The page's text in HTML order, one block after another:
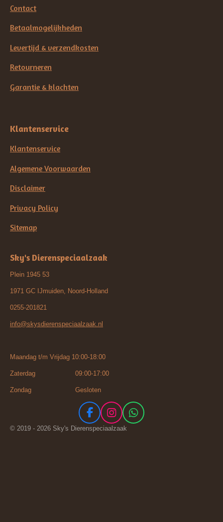
Contact
Betaalmogelijkheden
Levertijd & verzendkosten
Retourneren
Garantie & klachten
Klantenservice
Klantenservice
Algemene Voorwaarden
Disclaimer
Privacy Policy
Sitemap
Sky's Dierenspeciaalzaak
Plein 1945 53
1971 GC IJmuiden, Noord-Holland
0255-201821
info@skysdierenspeciaalzaak.nl
Maandag t/m Vrijdag 10:00-18:00
Zaterdag 09:00-17:00
Zondag Gesloten
F
a
I
n
W
© 2019 - 2026 Sky's Dierenspeciaalzaak